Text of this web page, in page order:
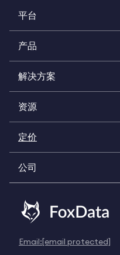
平台
产品
解决方案
资源
定价
公司
Email:[email protected]